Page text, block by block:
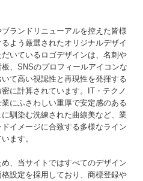
ランドリニューアルを控えた皆様
よう厳選されたオリジナルデザイ
いているロゴデザインは、名刺や
、SNSのプロフィールアイコンな
て高い視認性と再現性を発揮する
に計算されています。IT・テクノ
にふさわしい重厚で安定感のある
馴染む洗練された曲線美など、業
イメージに合致する多様なライン
ます。
、当サイトではすべてのデザイン
設定を採用しており、商標登録や